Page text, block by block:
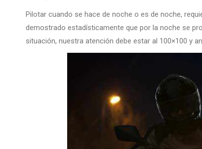
Pilotar cuando se hace de noche o es de noche,
demostrado estadísticamente que por la noche se
situación, nuestra atención debe estar al 100×100 y